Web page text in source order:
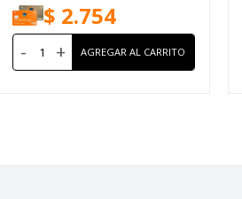
$ 2.754
- +